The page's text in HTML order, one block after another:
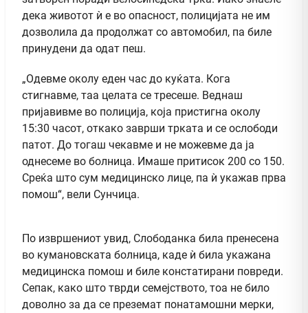
дека животот ѝ е во опасност, полицијата не им
дозволила да продолжат со автомобил, па биле
принудени да одат пеш.
„Одевме околу еден час до куќата. Кога
стигнавме, таа целата се тресеше. Веднаш
пријавивме во полиција, која пристигна околу
15:30 часот, откако заврши трката и се ослободи
патот. До тогаш чекавме и не можевме да ја
однесеме во болница. Имаше притисок 200 со 150.
Среќа што сум медицинско лице, па ѝ укажав прва
помош“, вели Сунчица.
По извршениот увид, Слободанка била пренесена
во кумановската болница, каде ѝ била укажана
медицинска помош и биле констатирани повреди.
Сепак, како што тврди семејството, тоа не било
доволно за да се преземат понатамошни мерки,